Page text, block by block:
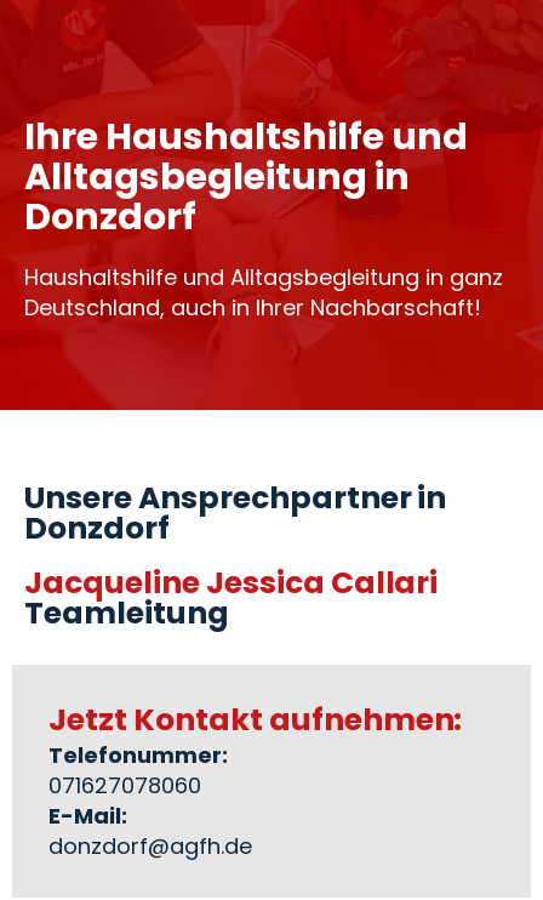
Ihre Haushaltshilfe und
Alltagsbegleitung in
Donzdorf
Haushaltshilfe und Alltagsbegleitung in ganz
Deutschland, auch in Ihrer Nachbarschaft!
Unsere Ansprechpartner in
Donzdorf
Jacqueline Jessica Callari
Teamleitung
Jetzt Kontakt aufnehmen:
Telefonummer:
071627078060
E-Mail:
donzdorf@agfh.de